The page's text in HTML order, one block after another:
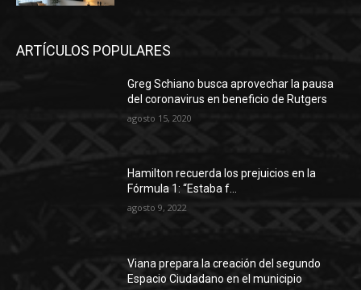
ARTÍCULOS POPULARES
Greg Schiano busca aprovechar la pausa
del coronavirus en beneficio de Rutgers
agosto 15, 2020
Hamilton recuerda los prejuicios en la
Fórmula 1: “Estaba f…
agosto 9, 2022
Viana prepara la creación del segundo
Espacio Ciudadano en el municipio